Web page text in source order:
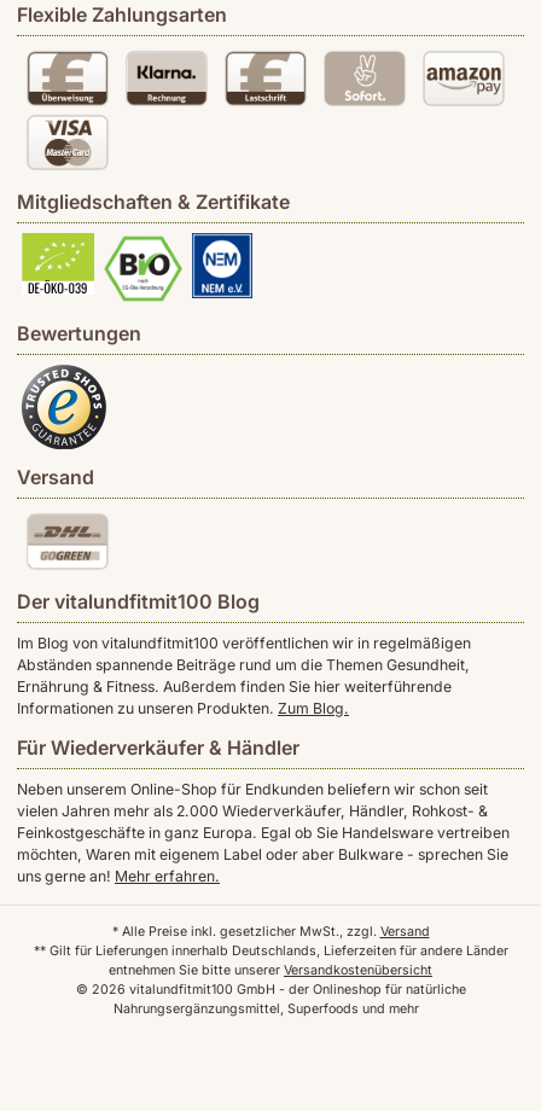
Flexible Zahlungsarten
Mitgliedschaften & Zertifikate
Bewertungen
Versand
Der vitalundfitmit100 Blog
Im Blog von vitalundfitmit100 veröffentlichen wir in regelmäßigen
Abständen spannende Beiträge rund um die Themen Gesundheit,
Ernährung & Fitness. Außerdem finden Sie hier weiterführende
Informationen zu unseren Produkten. Zum Blog.
Für Wiederverkäufer & Händler
Neben unserem Online-Shop für Endkunden beliefern wir schon seit
vielen Jahren mehr als 2.000 Wiederverkäufer, Händler, Rohkost- &
Feinkostgeschäfte in ganz Europa. Egal ob Sie Handelsware vertreiben
möchten, Waren mit eigenem Label oder aber Bulkware - sprechen Sie
uns gerne an! Mehr erfahren.
© 2026 vitalundfitmit100 GmbH - der Onlineshop für natürliche
Nahrungsergänzungsmittel, Superfoods und mehr
* Alle Preise inkl. gesetzlicher MwSt., zzgl. Versand
** Gilt für Lieferungen innerhalb Deutschlands, Lieferzeiten für andere Länder
entnehmen Sie bitte unserer Versandkostenübersicht